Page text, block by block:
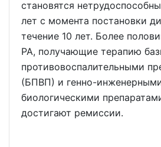
становятся
лет с момента постановки
течение 10 лет. Более
РА, получающие терапию
противовоспалительными
(БПВП) и генно-
биологическими
достигают ремиссии.